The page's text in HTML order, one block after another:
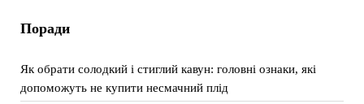
Поради
Як обрати солодкий і стиглий кавун: головні ознаки, які
допоможуть не купити несмачний плід